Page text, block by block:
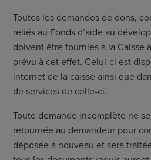
Toutes les demandes de dons,
reliés au Fonds d’aide au
doivent être fournies à la Caisse
prévu à cet effet. Celui-ci est
internet de la caisse ainsi que
de services de celle-ci.
Toute demande incomplète ne
retournée au demandeur pour
déposée à nouveau et sera